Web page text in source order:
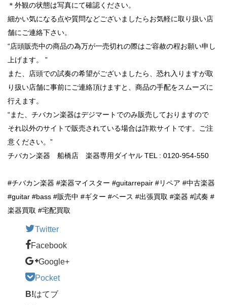
＊外観の状態は写真にて確認ください。
細かい気になる点や質問などございましたらお気軽に取り扱い店
舗にご連絡下さい。
“店頭販売中の商品の為万が一売切れの際はご容赦の程お願い申し
上げます。 ”
また、店頭での試奏の希望がございましたら、恐れ入りますが取
り扱い店舗に事前にご連絡頂けますと、商品の手配をスムーズに
行えます。
“また、チバカン楽器はデジマートでのみ販売しておりますので
それ以外のサイトで販売されている場合は詐欺サイトです。ご注
意ください。”
チバカン楽器 船橋店 楽器専用ダイヤル TEL : 0120-954-550
#チバカン楽器 #楽器マイスター #guitarrepair #リペア #中古楽器
#guitar #bass #販売中 #ギター #ベース #出張買取 #楽器 #試奏 #
楽器買取 #宅配買取
Twitter
Facebook
Google+
Pocket
B!はてブ